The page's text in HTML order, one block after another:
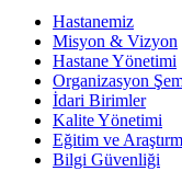
Hastanemiz
Misyon & Vizyon
Hastane Yönetimi
Organizasyon
İdari Birimler
Kalite Yönetimi
Eğitim ve
Bilgi Güvenliği